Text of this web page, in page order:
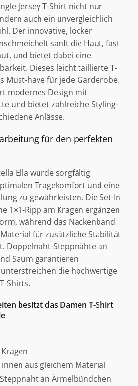
Jersey T-Shirt nicht nur
auch ein unvergleichlich
Der innovative, locker
sanft die Haut, fast
und bietet dabei eine
Dieses leicht taillierte T-
Must-have für jede Garderobe,
modernes Design mit
und bietet zahlreiche Styling-
Anlässe.
für den perfekten
Ella wurde sorgfältig
Tragekomfort und eine
zu gewährleisten. Die Set-In
1×1-Ripp am Kragen ergänzen
während das Nackenband
für zusätzliche Stabilität
Doppelnaht-Steppnähte an
Saum garantieren
die hochwertige
Shirts.
besitzt das Damen T-Shirt
aus gleichem Material
an Ärmelbündchen